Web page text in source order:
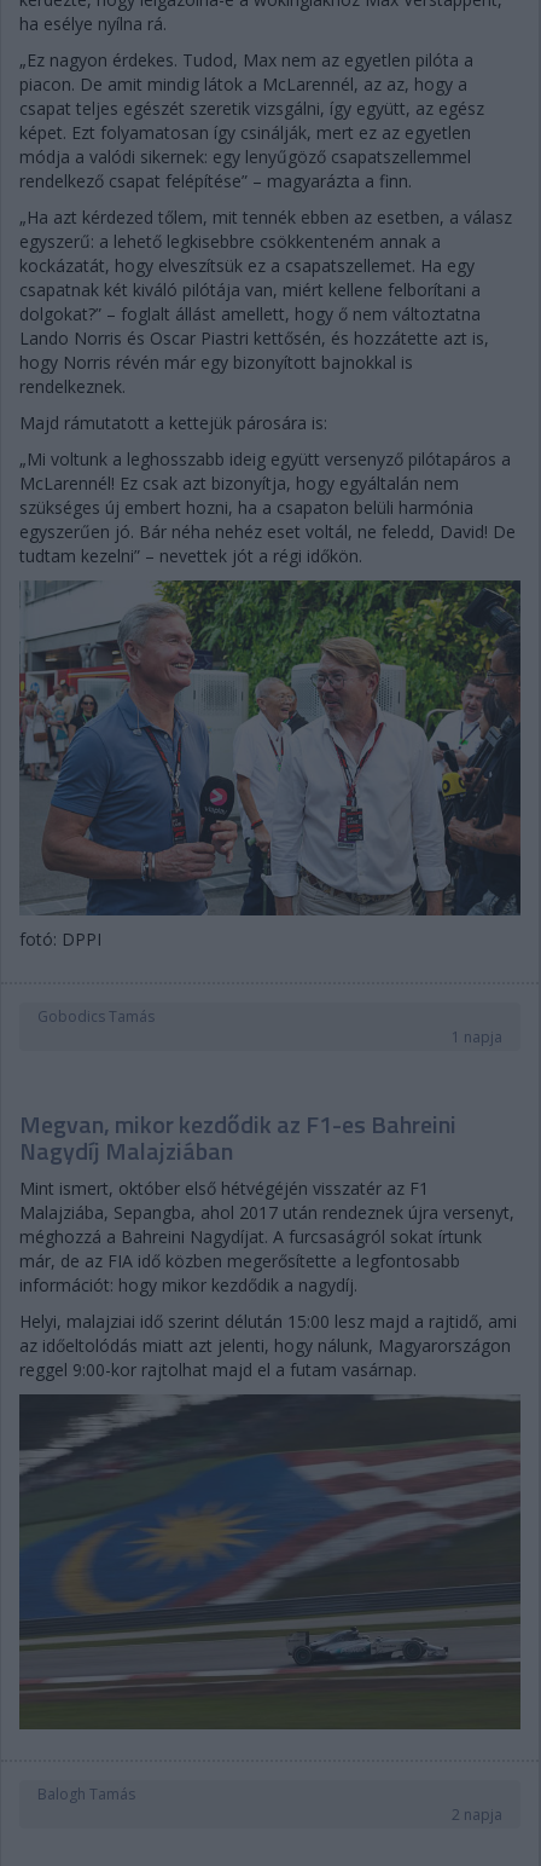
ha esélye nyílna rá.
„Ez nagyon érdekes. Tudod, Max nem az egyetlen pilóta a
piacon. De amit mindig látok a McLarennél, az az, hogy a
csapat teljes egészét szeretik vizsgálni, így együtt, az egész
képet. Ezt folyamatosan így csinálják, mert ez az egyetlen
módja a valódi sikernek: egy lenyűgöző csapatszellemmel
rendelkező csapat felépítése” – magyarázta a finn.
„Ha azt kérdezed tőlem, mit tennék ebben az esetben, a válasz
egyszerű: a lehető legkisebbre csökkenteném annak a
kockázatát, hogy elveszítsük ez a csapatszellemet. Ha egy
csapatnak két kiváló pilótája van, miért kellene felborítani a
dolgokat?” – foglalt állást amellett, hogy ő nem változtatna
Lando Norris és Oscar Piastri kettősén, és hozzátette azt is,
hogy Norris révén már egy bizonyított bajnokkal is
rendelkeznek.
Majd rámutatott a kettejük párosára is:
„Mi voltunk a leghosszabb ideig együtt versenyző pilótapáros a
McLarennél! Ez csak azt bizonyítja, hogy egyáltalán nem
szükséges új embert hozni, ha a csapaton belüli harmónia
egyszerűen jó. Bár néha nehéz eset voltál, ne feledd, David! De
tudtam kezelni” – nevettek jót a régi időkön.
fotó: DPPI
Gobodics Tamás
1 napja
Megvan, mikor kezdődik az F1-es Bahreini
Nagydíj Malajziában
Mint ismert, október első hétvégéjén visszatér az F1
Malajziába, Sepangba, ahol 2017 után rendeznek újra versenyt,
méghozzá a Bahreini Nagydíjat. A furcsaságról sokat írtunk
már, de az FIA idő közben megerősítette a legfontosabb
információt: hogy mikor kezdődik a nagydíj.
Helyi, malajziai idő szerint délután 15:00 lesz majd a rajtidő, ami
az időeltolódás miatt azt jelenti, hogy nálunk, Magyarországon
reggel 9:00-kor rajtolhat majd el a futam vasárnap.
Balogh Tamás
2 napja